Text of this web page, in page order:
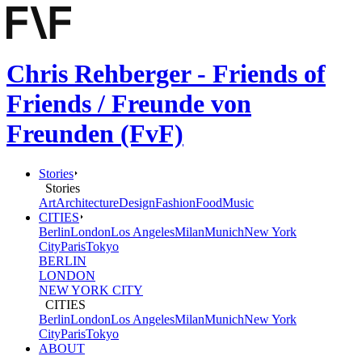
Chris Rehberger - Friends of
Friends / Freunde von
Freunden (FvF)
Stories
Stories
ArtArchitectureDesignFashionFoodMusic
CITIES
BerlinLondonLos AngelesMilanMunichNew York
CityParisTokyo
BERLIN
LONDON
NEW YORK CITY
CITIES
BerlinLondonLos AngelesMilanMunichNew York
CityParisTokyo
ABOUT